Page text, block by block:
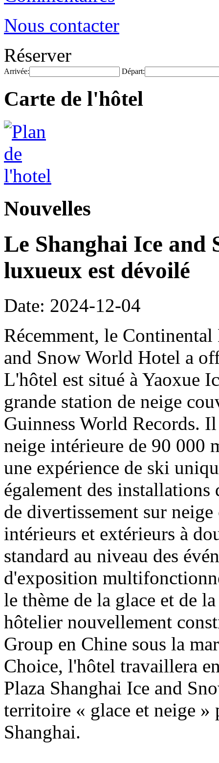
Nous contacter
Réserver
Arrivée: Départ:
Carte de l'hôtel
Nouvelles
Le Shanghai Ice and
luxueux est dévoilé
Date: 2024-12-04
Récemment, le
and Snow World Hotel a
L'hôtel est situé à Yaoxue
grande station de neige
Guinness World Records.
neige intérieure de 90 000
une expérience de ski
également des installations
de divertissement sur
intérieurs et extérieurs à
standard au niveau des
d'exposition
le thème de la glace et de
hôtelier nouvellement
Group en Chine sous la
Choice, l'hôtel travaillera
Plaza Shanghai Ice and
territoire « glace et neige
Shanghai.